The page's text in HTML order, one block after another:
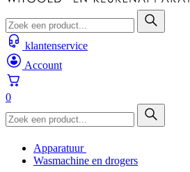
klantenservice
Account
0
Apparatuur
Wasmachine en drogers